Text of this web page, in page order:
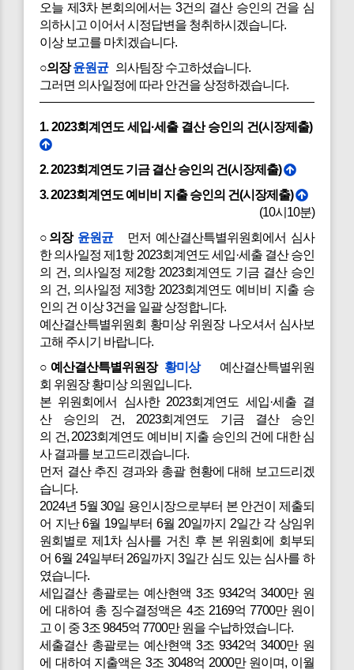
오늘 제3차 본회의에서는 3건의 결산 승인의 건을 심
의하시고 이어서 시정답변을 청취하시겠습니다.
이상 보고를 마치겠습니다.
○의장윤원균의사팀장 수고하셨습니다.
그러면 의사일정에 따라 안건을 상정하겠습니다.
1. 2023회계연도 세입·세출 결산 승인의 건(시장제출)
2. 2023회계연도 기금 결산 승인의 건(시장제출)
3. 2023회계연도 예비비 지출 승인의 건(시장제출)
(10시10분)
○의장 윤원균먼저 예산결산특별위원회에서 심사
한 의사일정 제1항 2023회계연도 세입·세출 결산 승인
의 건, 의사일정 제2항 2023회계연도 기금 결산 승인
의 건, 의사일정 제3항 2023회계연도 예비비 지출 승
인의 건 이상 3건을 일괄 상정합니다.
예산결산특별위원회 황미상 위원장 나오셔서 심사보
고해 주시기 바랍니다.
○예산결산특별위원장 황미상예산결산특별위원
회 위원장 황미상 의원입니다.
본 위원회에서 심사한 2023회계연도 세입·세출 결
산 승인의 건, 2023회계연도 기금 결산 승인
의 건, 2023회계연도 예비비 지출 승인의 건에 대한 심
사 결과를 보고드리겠습니다.
먼저 결산 추진 경과와 총괄 현황에 대해 보고드리겠
습니다.
2024년 5월 30일 용인시장으로부터 본 안건이 제출되
어 지난 6월 19일부터 6월 20일까지 2일간 각 상임위
원회별로 제1차 심사를 거친 후 본 위원회에 회부되
어 6월 24일부터 26일까지 3일간 심도 있는 심사를 하
였습니다.
세입결산 총괄로는 예산현액 3조 9342억 3400만 원
에 대하여 총 징수결정액은 4조 2169억 7700만 원이
고 이 중 3조 9845억 7700만 원을 수납하였습니다.
세출결산 총괄로는 예산현액 3조 9342억 3400만 원
에 대하여 지출액은 3조 3048억 2000만 원이며, 이월